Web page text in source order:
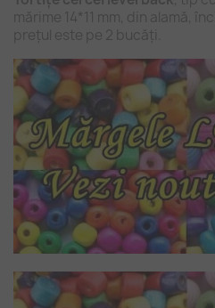
mărime 14*11 mm, din alamă,
prețul este pe 2 bucăți.